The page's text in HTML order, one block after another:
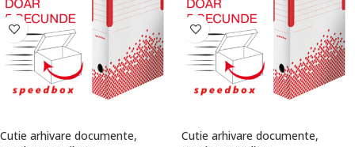
Cutie arhivare documente,
Cutie arhivare documente,